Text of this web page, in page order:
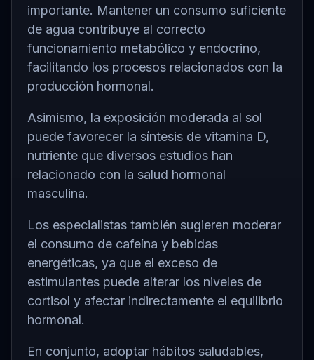
importante. Mantener un consumo suficiente
de agua contribuye al correcto
funcionamiento metabólico y endocrino,
facilitando los procesos relacionados con la
producción hormonal.
Asimismo, la exposición moderada al sol
puede favorecer la síntesis de vitamina D,
nutriente que diversos estudios han
relacionado con la salud hormonal
masculina.
Los especialistas también sugieren moderar
el consumo de cafeína y bebidas
energéticas, ya que el exceso de
estimulantes puede alterar los niveles de
cortisol y afectar indirectamente el equilibrio
hormonal.
En conjunto, adoptar hábitos saludables,